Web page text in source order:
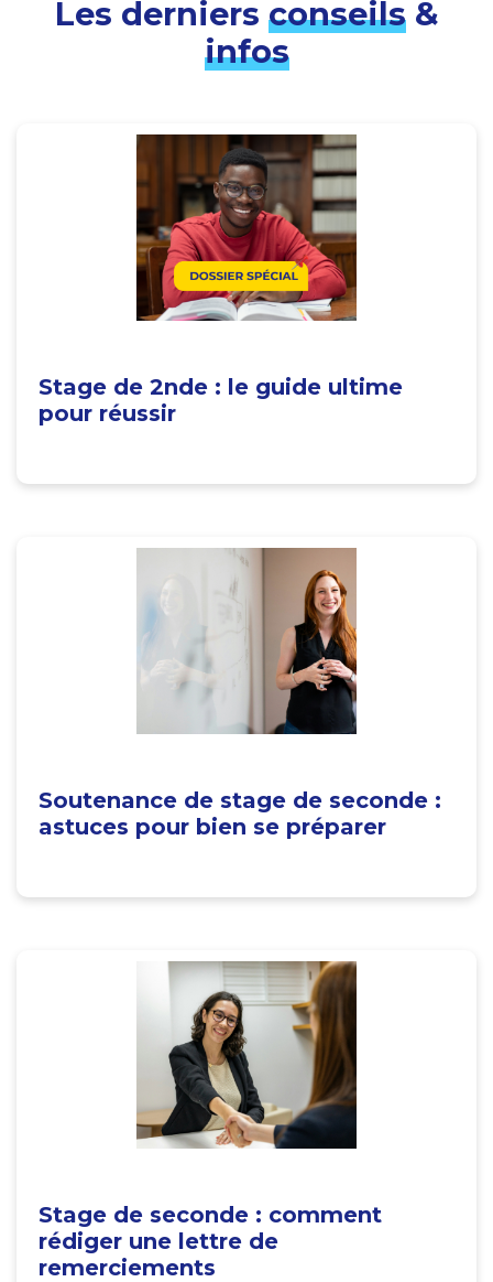
Les derniers conseils&
infos
Stage de 2nde : le guide ultime
pour réussir
Soutenance de stage de seconde :
astuces pour bien se préparer
Stage de seconde : comment
rédiger une lettre de
remerciements